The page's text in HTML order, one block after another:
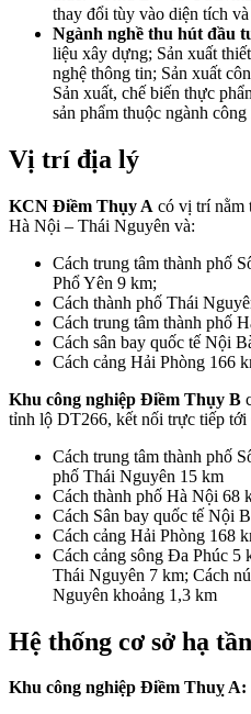
thay đổi tùy vào diện tích
Ngành nghề thu hút đầu
liệu xây dựng; Sản xuất
nghệ thông tin; Sản xuất
Sản xuất, chế biến thực
sản phẩm thuộc ngành
Vị trí địa lý
KCN Điềm Thụy A có vị trí nằm
Hà Nội – Thái Nguyên và:
Cách trung tâm thành phố
Phổ Yên 9 km;
Cách thành phố Thái
Cách trung tâm thành phố
Cách sân bay quốc tế Nội
Cách cảng Hải Phòng 166
Khu công nghiệp Điềm Thụy B
tỉnh lộ DT266, kết nối trực tiếp
Cách trung tâm thành phố
phố Thái Nguyên 15 km
Cách thành phố Hà Nội 68
Cách Sân bay quốc tế Nội
Cách cảng Hải Phòng 168
Cách cảng sông Đa Phúc
Thái Nguyên 7 km; Cách
Nguyên khoảng 1,3 km
Hệ thống cơ sở hạ
Khu công nghiệp Điềm Thuỵ A: